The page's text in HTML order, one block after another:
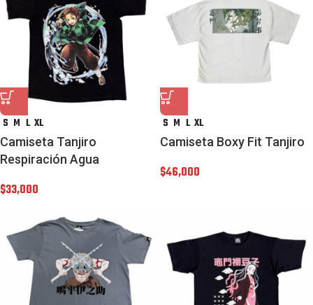
S M L XL
Camiseta Tanjiro
Respiración Agua
$33,000
S M L XL
Camiseta Boxy Fit Tanjiro
$46,000